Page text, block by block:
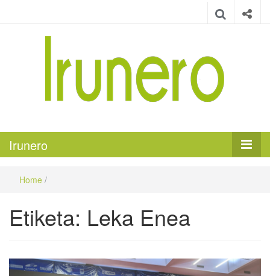
Irunero
Home /
Etiketa: Leka Enea